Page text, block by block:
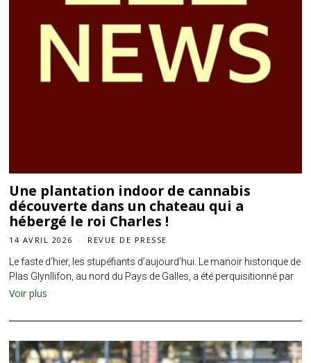
Une plantation indoor de cannabis
découverte dans un chateau qui a
hébergé le roi Charles !
14 AVRIL 2026 REVUE DE PRESSE
Le faste d’hier, les stupéfiants d’aujourd’hui. Le manoir historique de
Plas Glynllifon, au nord du Pays de Galles, a été perquisitionné par
Voir plus